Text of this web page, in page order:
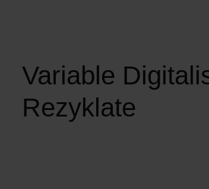
Variable
Rezyklate